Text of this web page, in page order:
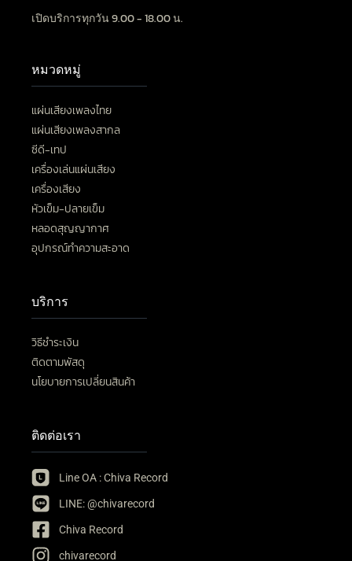
เปิดบริการทุกวัน 9.00 - 18.00 น.
หมวดหมู่
แผ่นเสียงเพลงไทย
แผ่นเสียงเพลงสากล
ซีดี-เทป
เครื่องเล่นแผ่นเสียง
เครื่องเสียง
หัวเข็ม-ปลายเข็ม
หลอดสุญญากาศ
อุปกรณ์ทำความสะอาด
บริการ
วิธีชำระเงิน
ติดตามพัสดุ
นโยบายการเปลี่ยนสินค้า
ติดต่อเรา
Line OA : Chiva Record
LINE: @chivarecord
Chiva Record
chivarecord